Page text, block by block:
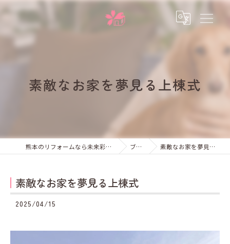
素敵なお家を夢見る上棟式
熊本のリフォームなら未来彩建株式会社 ブログ 素敵なお家を夢見る上棟式
素敵なお家を夢見る上棟式
2025/04/15